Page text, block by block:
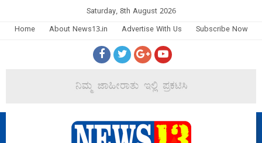
Saturday, 8th August 2026
Home
About News13.in Advertise With Us Subscribe Now